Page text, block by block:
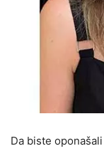
Da biste oponašali